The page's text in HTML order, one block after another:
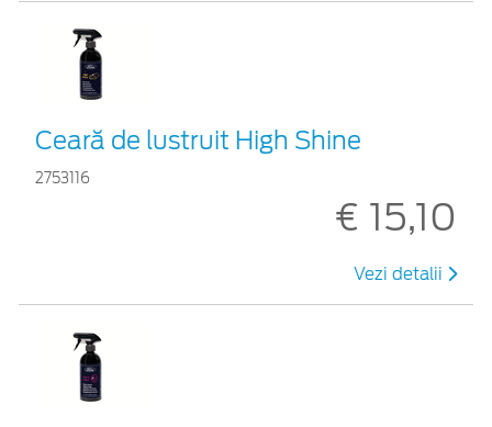
Ceară de lustruit High Shine
2753116
€ 15,10
Vezi detalii